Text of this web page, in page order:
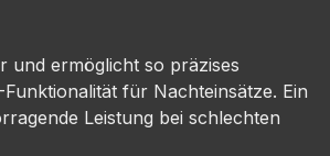
und ermöglicht so präzises
für Nachteinsätze. Ein
Leistung bei schlechten